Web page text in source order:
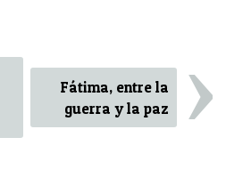
Fátima, entre la
guerra y la paz
›